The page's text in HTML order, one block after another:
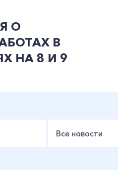
О
В
НА 8 И 9
Все новости